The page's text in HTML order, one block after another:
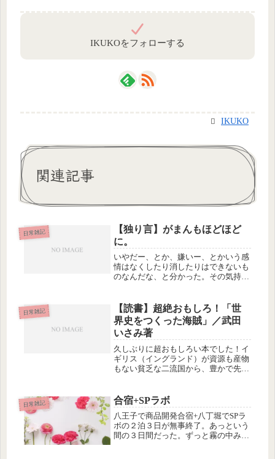
IKUKOをフォローする
IKUKO
関連記事
日常雑記
【独り言】がまんもほどほど
に。
いやだー、とか、嫌いー、とかいう感
情はなくしたり消したりはできないも
のなんだな、と分かった。その気持を
やめされる方法は、ないのだった。好
き嫌いって、考えて決めることじゃな
く...
日常雑記
【読書】超絶おもしろ！「世
界史をつくった海賊」／武田
いさみ著
久しぶりに超おもしろい本でした！イ
ギリス（イングランド）が資源も産物
もない貧乏な二流国から、豊かで先進
して行われた国家的海賊行為のおかげ
だった！…という本です。
日常雑記 合宿+SPラボ
八王子で商品開発合宿+八丁堀でSPラ
ボの２泊３日が無事終了。あっという
間の３日間だった。ずっと霧の中みた